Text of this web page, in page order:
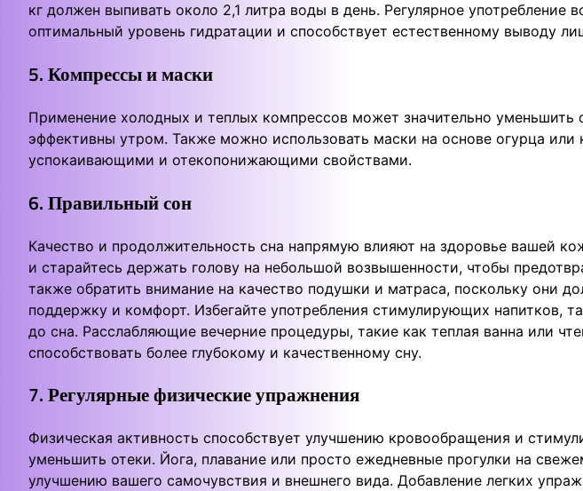
кг должен выпивать около 2,1 литра воды в день. Регулярное употребление
оптимальный уровень гидратации и способствует естественному выводу
5. Компрессы и маски
Применение холодных и теплых компресcов может значительно уменьшить
эффективны утром. Также можно использовать маски на основе огурца
успокаивающими и отекопонижающими свойствами.
6. Правильный сон
Качество и продолжительность сна напрямую влияют на здоровье вашей
и старайтесь держать голову на небольшой возвышенности, чтобы
также обратить внимание на качество подушки и матраса, поскольку они
поддержку и комфорт. Избегайте употребления стимулирующих напитков,
до сна. Расслабляющие вечерние процедуры, такие как теплая ванна или
способствовать более глубокому и качественному сну.
7. Регулярные физические упражнения
Физическая активность способствует улучшению кровообращения и
уменьшить отеки. Йога, плавание или просто ежедневные прогулки на
улучшению вашего самочувствия и внешнего вида. Добавление легких